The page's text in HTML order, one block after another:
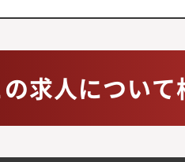
の求人につい